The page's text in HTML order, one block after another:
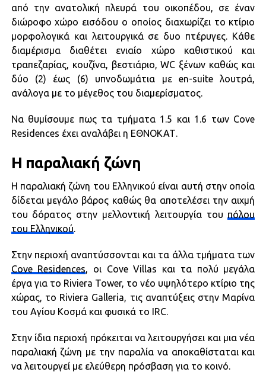
από την ανατολική πλευρά του οικοπέδου, σε έναν
διώροφο χώρο εισόδου ο οποίος διαχωρίζει το κτίριο
μορφολογικά και λειτουργικά σε δυο πτέρυγες. Κάθε
διαμέρισμα διαθέτει ενιαίο χώρο καθιστικού και
τραπεζαρίας, κουζίνα, βεστιάριο, WC ξένων καθώς και
δύο (2) έως (6) υπνοδωμάτια με en-suite λουτρά,
ανάλογα με το μέγεθος του διαμερίσματος.
Να θυμίσουμε πως τα τμήματα 1.5 και 1.6 των Cove
Residences έχει αναλάβει η ΕΘΝΟΚΑΤ.
Η παραλιακή ζώνη
Η παραλιακή ζώνη του Ελληνικού είναι αυτή στην οποία
δίδεται μεγάλο βάρος καθώς θα αποτελέσει την αιχμή
του δόρατος στην μελλοντική λειτουργία του πόλου
του Ελληνικού.
Στην περιοχή αναπτύσσονται και τα άλλα τμήματα των
Cove Residences, οι Cove Villas και τα πολύ μεγάλα
έργα για το Riviera Tower, το νέο υψηλότερο κτίριο της
χώρας, το Riviera Galleria, τις αναπτύξεις στην Μαρίνα
του Αγίου Κοσμά και φυσικά το IRC.
Στην ίδια περιοχή πρόκειται να λειτουργήσει και μια νέα
παραλιακή ζώνη με την παραλία να αποκαθίσταται και
να λειτουργεί με ελεύθερη πρόσβαση για το κοινό.